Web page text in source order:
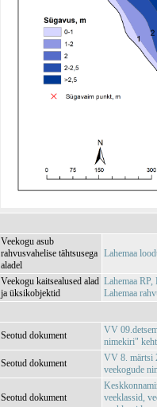
Veekogu asub
rahvusvahelise tähtsusega
aladel
Lahemaa
Veekogu kaitsealused alad
ja üksikobjektid
Lahemaa
Lahemaa
Seotud dokument
VV
nimekiri"
Seotud dokument
VV 8. märtsi
veekogude
Seotud dokument
veeklassid,